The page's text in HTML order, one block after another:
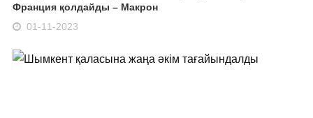
Франция қолдайды – Макрон
01-11-2023